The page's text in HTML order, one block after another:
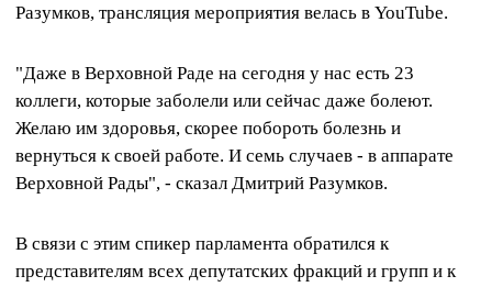
Разумков, трансляция мероприятия велась в YouTube.
"Даже в Верховной Раде на сегодня у нас есть 23
коллеги, которые заболели или сейчас даже болеют.
Желаю им здоровья, скорее побороть болезнь и
вернуться к своей работе. И семь случаев - в аппарате
Верховной Рады", - сказал Дмитрий Разумков.
В связи с этим спикер парламента обратился к
представителям всех депутатских фракций и групп и к